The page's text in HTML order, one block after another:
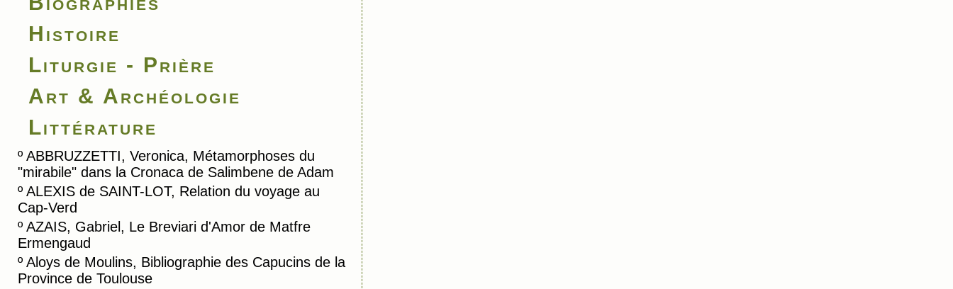
Histoire
Liturgie - Prière
Art & Archéologie
Littérature
º ABBRUZZETTI, Veronica, Métamorphoses du
"mirabile" dans la Cronaca de Salimbene de Adam
º ALEXIS de SAINT-LOT, Relation du voyage au
Cap-Verd
º AZAIS, Gabriel, Le Breviari d'Amor de Matfre
Ermengaud
º Aloys de Moulins, Bibliographie des Capucins de la
Province de Toulouse